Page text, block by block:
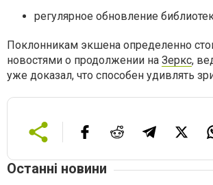
регулярное обновление
Поклонникам экшена определенно
новостями о продолжении на Зеркс,
уже доказал, что способен удивлять
Останні новини